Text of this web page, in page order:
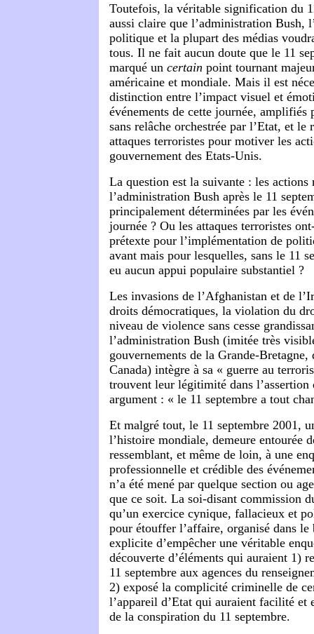
Toutefois, la véritable signification du
aussi claire que l’administration Bush,
politique et la plupart des médias
tous. Il ne fait aucun doute que le 11
marqué un certain point tournant
américaine et mondiale. Mais il est
distinction entre l’impact visuel et
événements de cette journée, amplifiés
sans relâche orchestrée par l’Etat, et le
attaques terroristes pour motiver les
gouvernement des Etats-Unis.
La question est la suivante : les actions
l’administration Bush après le 11
principalement déterminées par les
journée ? Ou les attaques terroristes
prétexte pour l’implémentation de
avant mais pour lesquelles, sans le 11
eu aucun appui populaire substantiel ?
Les invasions de l’Afghanistan et de
droits démocratiques, la violation du
niveau de violence sans cesse
l’administration Bush (imitée très
gouvernements de la Grande-
Canada) intègre à sa « guerre au
trouvent leur légitimité dans l’assertion
argument : « le 11 septembre a tout
Et malgré tout, le 11 septembre 2001,
l’histoire mondiale, demeure entourée
ressemblant, et même de loin, à une
professionnelle et crédible des
n’a été mené par quelque section ou
que ce soit. La soi-disant commission
qu’un exercice cynique, fallacieux et
pour étouffer l’affaire, organisé dans
explicite d’empêcher une véritable
découverte d’éléments qui auraient 1)
11 septembre aux agences du
2) exposé la complicité criminelle de
l’appareil d’Etat qui auraient facilité et
de la conspiration du 11 septembre.